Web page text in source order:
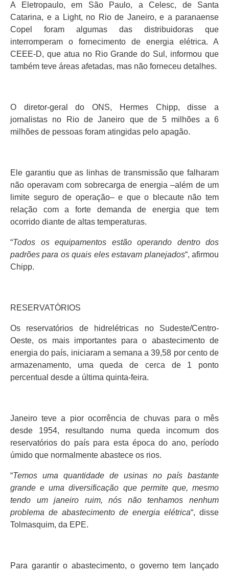
A Eletropaulo, em São Paulo, a Celesc, de Santa
Catarina, e a Light, no Rio de Janeiro, e a paranaense
Copel foram algumas das distribuidoras que
interromperam o fornecimento de energia elétrica. A
CEEE-D, que atua no Rio Grande do Sul, informou que
também teve áreas afetadas, mas não forneceu detalhes.
O diretor-geral do ONS, Hermes Chipp, disse a
jornalistas no Rio de Janeiro que de 5 milhões a 6
milhões de pessoas foram atingidas pelo apagão.
Ele garantiu que as linhas de transmissão que falharam
não operavam com sobrecarga de energia –além de um
limite seguro de operação– e que o blecaute não tem
relação com a forte demanda de energia que tem
ocorrido diante de altas temperaturas.
“Todos os equipamentos estão operando dentro dos
padrões para os quais eles estavam planejados“, afirmou
Chipp.
RESERVATÓRIOS
Os reservatórios de hidrelétricas no Sudeste/Centro-
Oeste, os mais importantes para o abastecimento de
energia do país, iniciaram a semana a 39,58 por cento de
armazenamento, uma queda de cerca de 1 ponto
percentual desde a última quinta-feira.
Janeiro teve a pior ocorrência de chuvas para o mês
desde 1954, resultando numa queda incomum dos
reservatórios do país para esta época do ano, período
úmido que normalmente abastece os rios.
“Temos uma quantidade de usinas no país bastante
grande e uma diversificação que permite que, mesmo
tendo um janeiro ruim, nós não tenhamos nenhum
problema de abastecimento de energia elétrica“, disse
Tolmasquim, da EPE.
Para garantir o abastecimento, o governo tem lançado